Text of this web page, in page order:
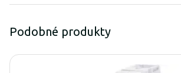
Podobné produkty